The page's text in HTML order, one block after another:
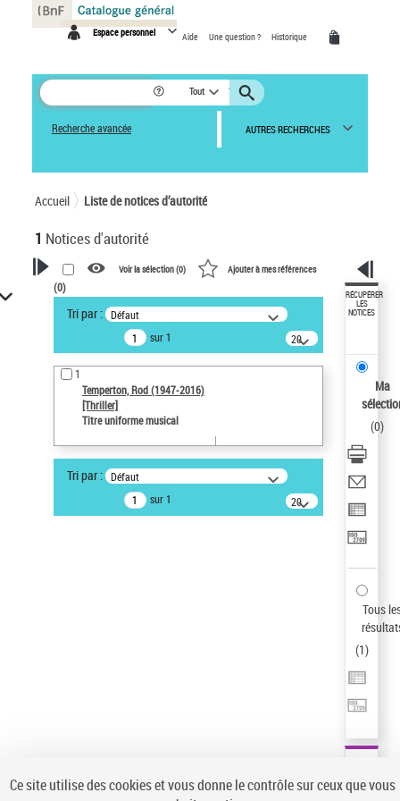
Espace personnel Aide Une question ? Historique
Tout
Recherche avancée AUTRES RECHERCHES
Accueil Liste de notices d’autorité
1 Notices d'autorité
VOTRE RECHERCHE
Recherche avancée dans les
notices d’autorité
Œuvres liées à l'auteur :
Temperton, Rod (1947-2016)
Type de notice d'autorité
Voir la sélection (0) Ajouter à mes références
(0)
Tri par : Défaut
sur 1
20
résultats/page
1
Temperton, Rod (1947-2016)
[Thriller]
Titre uniforme musical
Tri par : Défaut
sur 1
20
résultats/page
RÉCUPÉRER
LES
NOTICES
Ma
(0)
Tous
(1)
Panneau de gestion des cookies
Ce site utilise des cookies et vous donne le contrôle sur ceux que vous